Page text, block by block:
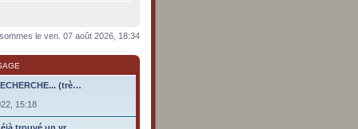
le ven. 07 août 2026, 18:34
(trè…
15:18
trouvé un vr…